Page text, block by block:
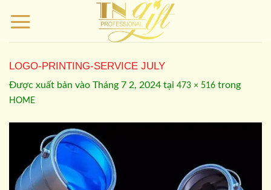
qua
LOGO-PRINTING-SERVICE JULY
Được xuất bản vào Tháng 7 2, 2024 tại 473 × 516 trong
HOME